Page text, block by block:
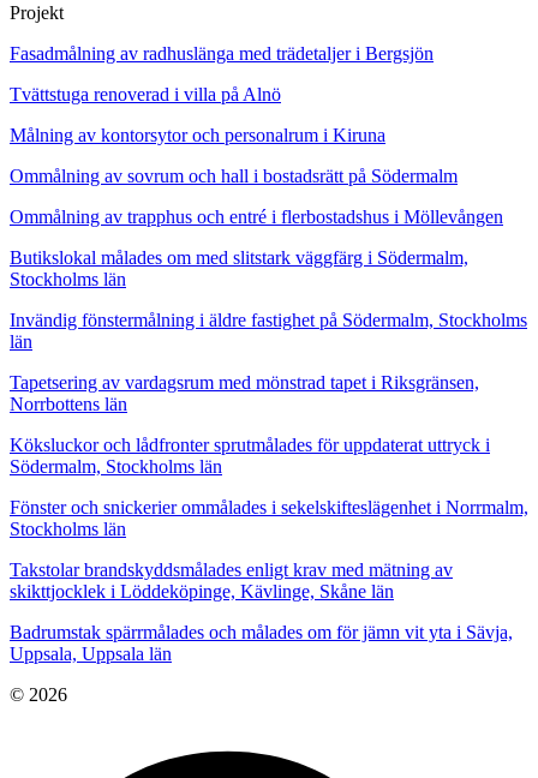
Projekt
Fasadmålning av radhuslänga med trädetaljer i Bergsjön
Tvättstuga renoverad i villa på Alnö
Målning av kontorsytor och personalrum i Kiruna
Ommålning av sovrum och hall i bostadsrätt på Södermalm
Ommålning av trapphus och entré i flerbostadshus i Möllevången
Butikslokal målades om med slitstark väggfärg i Södermalm,
Stockholms län
Invändig fönstermålning i äldre fastighet på Södermalm, Stockholms
län
Tapetsering av vardagsrum med mönstrad tapet i Riksgränsen,
Norrbottens län
Köksluckor och lådfronter sprutmålades för uppdaterat uttryck i
Södermalm, Stockholms län
Fönster och snickerier ommålades i sekelskifteslägenhet i Norrmalm,
Stockholms län
Takstolar brandskyddsmålades enligt krav med mätning av
skikttjocklek i Löddeköpinge, Kävlinge, Skåne län
Badrumstak spärrmålades och målades om för jämn vit yta i Sävja,
Uppsala, Uppsala län
© 2026